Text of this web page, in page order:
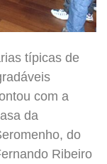
típicas de
com a
da
do
Ribeiro